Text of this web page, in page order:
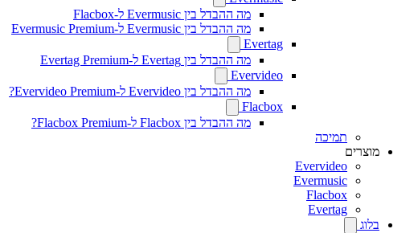
מה ההבדל בין Evermusic ל-Flacbox
מה ההבדל בין Evermusic ל-Evermusic Premium
Evertag
מה ההבדל בין Evertag ל-Evertag Premium
Evervideo
מה ההבדל בין Evervideo ל-Evervideo Premium?
Flacbox
מה ההבדל בין Flacbox ל-Flacbox Premium?
תמיכה
מוצרים
Evervideo
Evermusic
Flacbox
Evertag
בלוג